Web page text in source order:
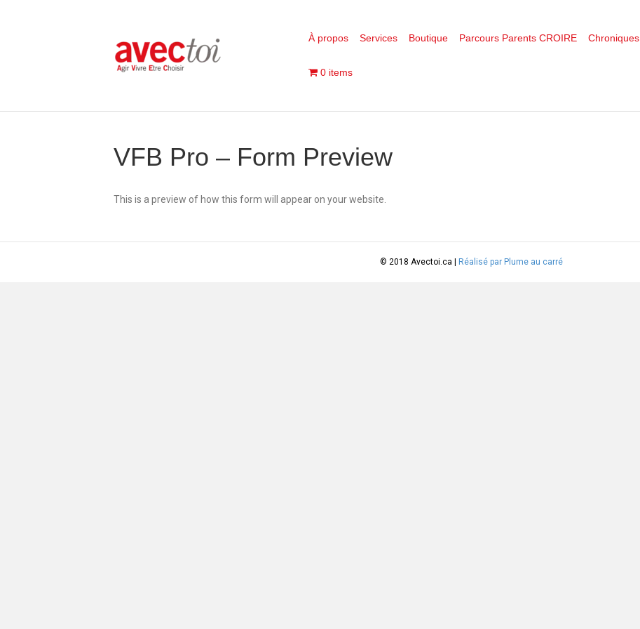
À propos Services Boutique Parcours Parents CROIRE Chroniques
0 items
VFB Pro – Form Preview
This is a preview of how this form will appear on your website.
© 2018 Avectoi.ca | Réalisé par Plume au carré